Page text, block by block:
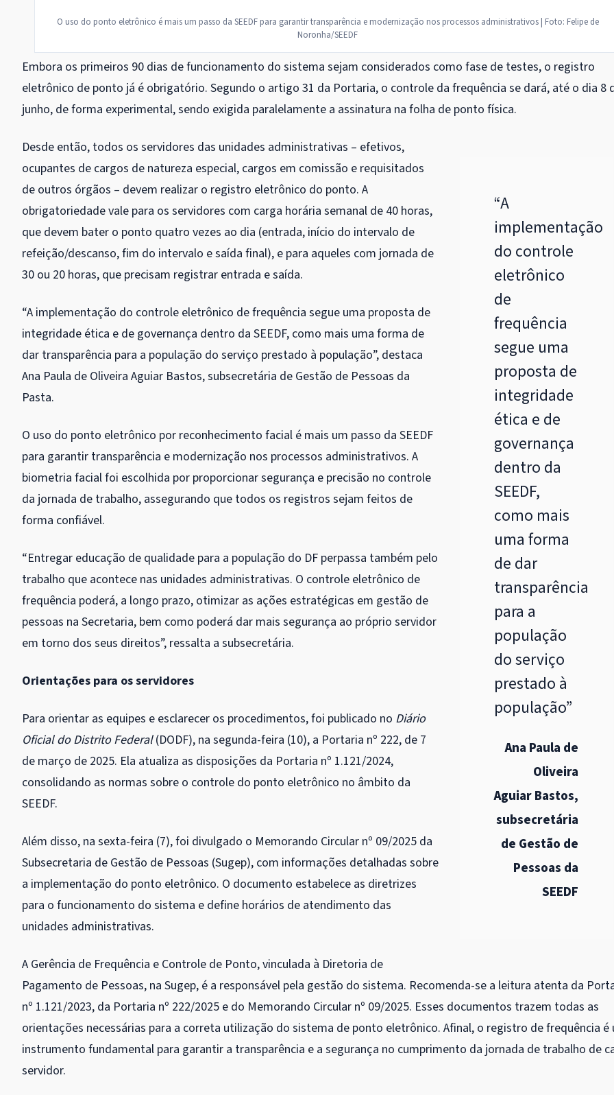
O uso do ponto eletrônico é mais um passo da SEEDF para garantir transparência e modernização nos processos administrativos | Foto: Felipe de
Noronha/SEEDF
Embora os primeiros 90 dias de funcionamento do sistema sejam considerados como fase de testes, o registro
eletrônico de ponto já é obrigatório. Segundo o artigo 31 da Portaria, o controle da frequência se dará, até o dia 8
junho, de forma experimental, sendo exigida paralelamente a assinatura na folha de ponto física.
“A
implementação
do controle
eletrônico
de
frequência
segue uma
proposta de
integridade
ética e de
governança
dentro da
SEEDF,
como mais
uma forma
de dar
transparência
para a
população
do serviço
prestado à
população”
Ana Paula de
Oliveira
Aguiar Bastos,
subsecretária
de Gestão de
Pessoas da
SEEDF
Desde então, todos os servidores das unidades administrativas – efetivos,
ocupantes de cargos de natureza especial, cargos em comissão e requisitados
de outros órgãos – devem realizar o registro eletrônico do ponto. A
obrigatoriedade vale para os servidores com carga horária semanal de 40 horas,
que devem bater o ponto quatro vezes ao dia (entrada, início do intervalo de
refeição/descanso, fim do intervalo e saída final), e para aqueles com jornada de
30 ou 20 horas, que precisam registrar entrada e saída.
“A implementação do controle eletrônico de frequência segue uma proposta de
integridade ética e de governança dentro da SEEDF, como mais uma forma de
dar transparência para a população do serviço prestado à população”, destaca
Ana Paula de Oliveira Aguiar Bastos, subsecretária de Gestão de Pessoas da
Pasta.
O uso do ponto eletrônico por reconhecimento facial é mais um passo da SEEDF
para garantir transparência e modernização nos processos administrativos. A
biometria facial foi escolhida por proporcionar segurança e precisão no controle
da jornada de trabalho, assegurando que todos os registros sejam feitos de
forma confiável.
“Entregar educação de qualidade para a população do DF perpassa também pelo
trabalho que acontece nas unidades administrativas. O controle eletrônico de
frequência poderá, a longo prazo, otimizar as ações estratégicas em gestão de
pessoas na Secretaria, bem como poderá dar mais segurança ao próprio servidor
em torno dos seus direitos”, ressalta a subsecretária.
Orientações para os servidores
Para orientar as equipes e esclarecer os procedimentos, foi publicado no Diário
Oficial do Distrito Federal(DODF), na segunda-feira (10), a Portaria nº 222, de 7
de março de 2025. Ela atualiza as disposições da Portaria nº 1.121/2024,
consolidando as normas sobre o controle do ponto eletrônico no âmbito da
SEEDF.
Além disso, na sexta-feira (7), foi divulgado o Memorando Circular nº 09/2025 da
Subsecretaria de Gestão de Pessoas (Sugep), com informações detalhadas sobre
a implementação do ponto eletrônico. O documento estabelece as diretrizes
para o funcionamento do sistema e define horários de atendimento das
unidades administrativas.
A Gerência de Frequência e Controle de Ponto, vinculada à Diretoria de
Pagamento de Pessoas, na Sugep, é a responsável pela gestão do sistema. Recomenda-se a leitura atenta da
nº 1.121/2023, da Portaria nº 222/2025 e do Memorando Circular nº 09/2025. Esses documentos trazem todas as
orientações necessárias para a correta utilização do sistema de ponto eletrônico. Afinal, o registro de frequência é
instrumento fundamental para garantir a transparência e a segurança no cumprimento da jornada de trabalho de
servidor.